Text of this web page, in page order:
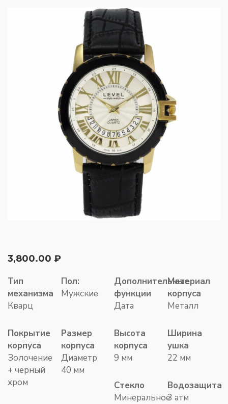
3,800.00 ₽
Тип
механизма
Кварц
Пол:
Мужские
Дополнительные
функции
Дата
Материал
корпуса
Металл
Покрытие
корпуса
Золочение
+ черный
хром
Размер
корпуса
Диаметр
40 мм
Высота
корпуса
9 мм
Ширина
ушка
22 мм
Стекло
Минеральное
Водозащита
3 атм